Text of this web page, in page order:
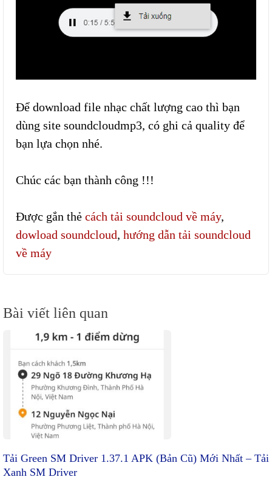
Để download file nhạc chất lượng cao thì bạn
dùng site soundcloudmp3, có ghi cả quality để
bạn lựa chọn nhé.
Chúc các bạn thành công !!!
Được gắn thẻ cách tải soundcloud về máy,
dowload soundcloud, hướng dẫn tải soundcloud
về máy
Bài viết liên quan
Tải Green SM Driver 1.37.1 APK (Bản Cũ) Mới Nhất – Tải
Xanh SM Driver
Điều
hướng